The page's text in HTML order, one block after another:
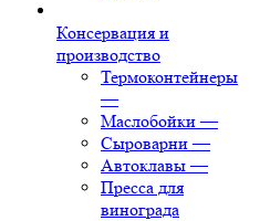
Консервация и
производство
Термоконтейнеры
—
Маслобойки —
Сыроварни —
Автоклавы —
Пресса для
винограда